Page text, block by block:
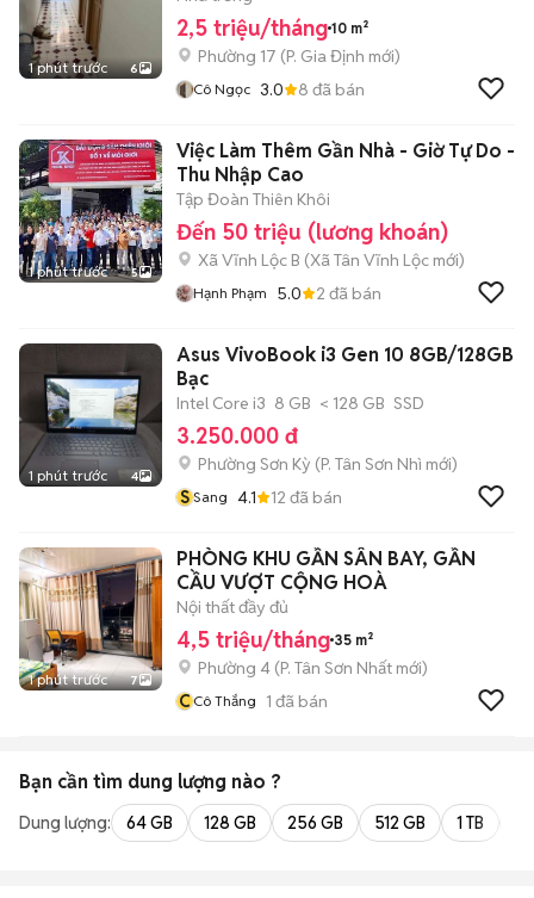
1 phút trước 6
2,5 triệu/tháng 10 m²
Phường 17 (P. Gia Định mới)
Cô Ngọc 3.0 8 đã bán
1 phút trước 5
Việc Làm Thêm Gần Nhà - Giờ Tự Do -
Thu Nhập Cao
Tập Đoàn Thiên Khôi
Đến 50 triệu (lương khoán)
Xã Vĩnh Lộc B (Xã Tân Vĩnh Lộc mới)
Hạnh Phạm 5.0 2 đã bán
1 phút trước 4
Asus VivoBook i3 Gen 10 8GB/128GB
Bạc
Intel Core i3 8 GB < 128 GB SSD
3.250.000 đ
Phường Sơn Kỳ (P. Tân Sơn Nhì mới)
S Sang 4.1 12 đã bán
1 phút trước 7
PHÒNG KHU GẦN SÂN BAY, GẦN
CẦU VƯỢT CỘNG HOÀ
Nội thất đầy đủ
4,5 triệu/tháng 35 m²
Phường 4 (P. Tân Sơn Nhất mới)
CCô Thắng 1 đã bán
Bạn cần tìm dung lượng nào ?
Dung lượng: 64 GB 128 GB 256 GB 512 GB 1 TB